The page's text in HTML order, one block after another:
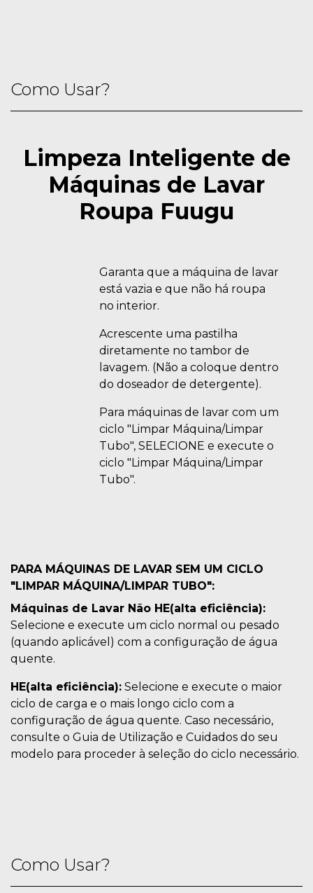
Como Usar?
Garanta que a máquina de lavar
está vazia e que não há roupa
no interior.
Acrescente uma pastilha
diretamente no tambor de
lavagem. (Não a coloque dentro
do doseador de detergente).
Para máquinas de lavar com um
ciclo "Limpar Máquina/Limpar
Tubo", SELECIONE e execute o
ciclo "Limpar Máquina/Limpar
Tubo".
Limpeza Inteligente de
Máquinas de Lavar
Roupa Fuugu
PARA MÁQUINAS DE LAVAR SEM UM CICLO
"LIMPAR MÁQUINA/LIMPAR TUBO":
Máquinas de Lavar Não HE(alta eficiência):
Selecione e execute um ciclo normal ou pesado
(quando aplicável) com a configuração de água
quente.
HE(alta eficiência): Selecione e execute o maior
ciclo de carga e o mais longo ciclo com a
configuração de água quente. Caso necessário,
consulte o Guia de Utilização e Cuidados do seu
modelo para proceder à seleção do ciclo necessário.
Como Usar?